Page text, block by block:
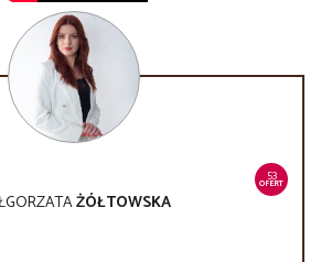
53
OFERT
ŻÓŁTOWSKA